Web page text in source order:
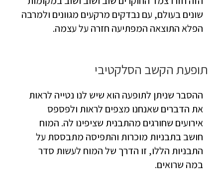
שונים בעולם, עם נבדקים מרקעים מגוונים ולמרבה
הפלא התוצאה המפתיעה חזרה על עצמה.
תופעת הקשב הסלקטיבי
ההסבר שניתן לתופעה הוא שיש לנו נטייה לראות
את הדברים שאנחנו מצפים לראות ולפספס
אירועים שחורגים מהתבנית שציפינו לה. המוח
חושב בתבניות מוכרות והתפיסה מתבססת על
התבניות הללו, זו הדרך של המוח לעשות סדר
במה שרואים.